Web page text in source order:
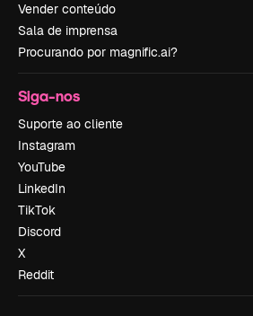
Vender conteúdo
Sala de imprensa
Procurando por magnific.ai?
Siga-nos
Suporte ao cliente
Instagram
YouTube
LinkedIn
TikTok
Discord
X
Reddit